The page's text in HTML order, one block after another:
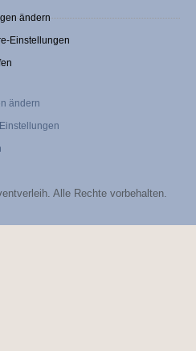
Alle Rechte vorbehalten.
ändern
Einstellungen
ändern